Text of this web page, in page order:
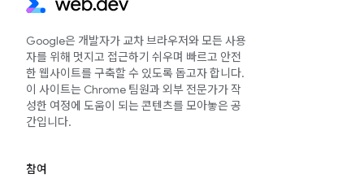
Google은 개발자가 교차 브라우저와 모든 사용
자를 위해 멋지고 접근하기 쉬우며 빠르고 안전
한 웹사이트를 구축할 수 있도록 돕고자 합니다.
이 사이트는 Chrome 팀원과 외부 전문가가 작
성한 여정에 도움이 되는 콘텐츠를 모아놓은 공
간입니다.
참여